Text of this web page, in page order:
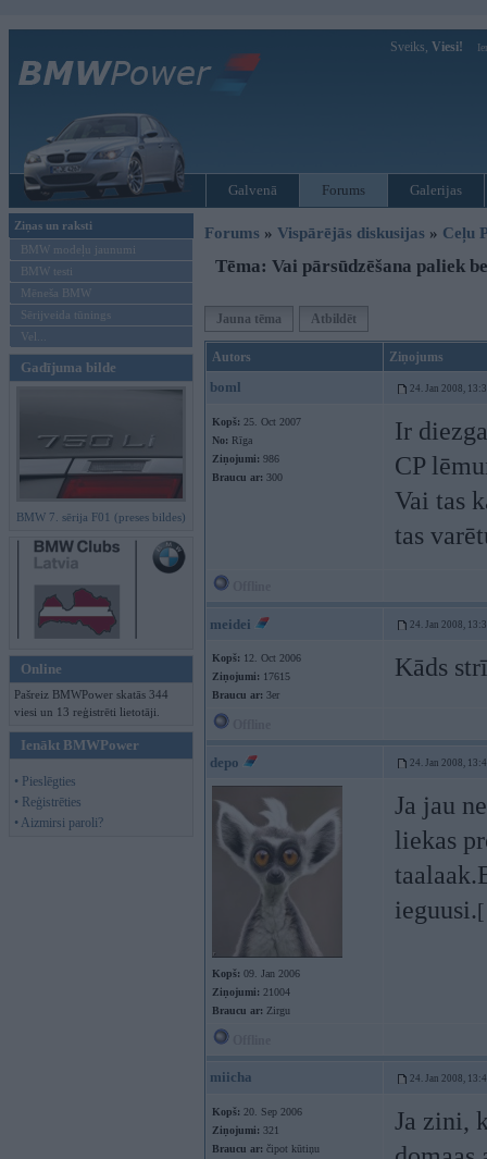
Sveiks, Viesi!
Galvenā Forums Galerijas
Ziņas un raksti
BMW modeļu jaunumi
BMW testi
Mēneša BMW
Sērijveida tūnings
Vel...
Gadījuma bilde
BMW 7. sērija F01 (preses bildes)
Online
Pašreiz BMWPower skatās 344
viesi un 13 reģistrēti lietotāji.
Ienākt BMWPower
• Pieslēgties
• Reģistrēties
• Aizmirsi paroli?
Forums » Vispārējās diskusijas » Ceļu
Tēma: Vai pārsūdzēšana paliek
Jauna tēma Atbildēt
Autors Ziņojums
boml 24. Jan 2008,
Kopš: 25. Oct 2007
No: Rīga
Ziņojumi: 986
Braucu ar: 300
Ir
CP
Vai tas
tas
meidei 24. Jan 2008,
Kopš: 12. Oct 2006
Ziņojumi: 17615
Braucu ar: 3er
Kāds
depo 24. Jan 2008,
Kopš: 09. Jan 2006
Ziņojumi: 21004
Braucu ar: Zirgu
Ja jau
liekas
ieguusi.
miicha 24. Jan 2008,
Kopš: 20. Sep 2006
Ziņojumi: 321
Braucu ar: čipot kūtiņu
Ja zini,